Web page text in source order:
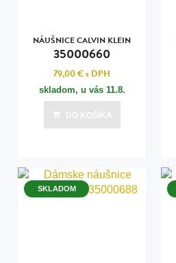
NÁUŠNICE CALVIN KLEIN
35000660
79,00 €s DPH
skladom, u vás 11.8.
DO KOŠÍKA
SKLADOM